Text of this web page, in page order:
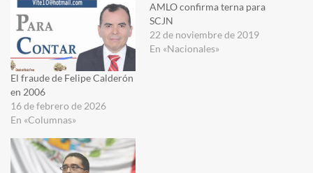
El fraude de Felipe Calderón
en 2006
16 de febrero de 2026
En «Columnas»
AMLO confirma terna para
SCJN
22 de noviembre de 2019
En «Nacionales»